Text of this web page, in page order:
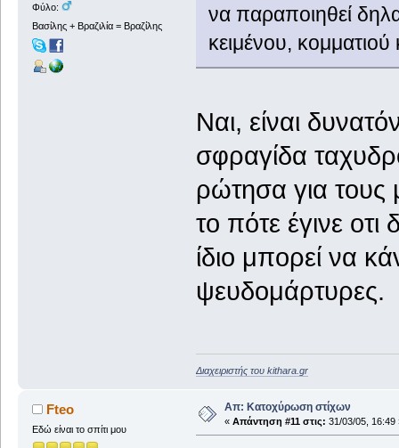
Φύλο:
Βασίλης + Βραζιλία = Βραζίλης
να παραποιηθεί
κειμένου, κομματιού
Ναι, είναι
σφραγίδα
ρώτησα για τους
το πότε έγινε
ίδιο μπορεί να
ψευδομάρτυρες.
Διαχειριστής του kithara.gr
Fteo
Εδώ είναι το σπίτι μου
Απ: Κατοχύρωση στίχων
« Απάντηση #11 στις: 31/03/05, 16:49